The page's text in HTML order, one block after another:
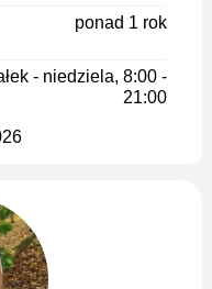
ponad 1 rok
- niedziela, 8:00 -
21:00